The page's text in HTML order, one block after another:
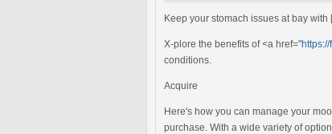
Keep your stomach issues at bay with
X-plore the benefits of <a href="
conditions.
Acquire
Here's how you can manage your
purchase. With a wide variety of